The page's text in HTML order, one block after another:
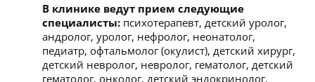
В клинике ведут прием следующие
специалисты: психотерапевт, детский уролог,
андролог, уролог, нефролог, неонатолог,
педиатр, офтальмолог (окулист), детский хирург,
детский невролог, невролог, гематолог, детский
гематолог, онколог, детский эндокринолог,